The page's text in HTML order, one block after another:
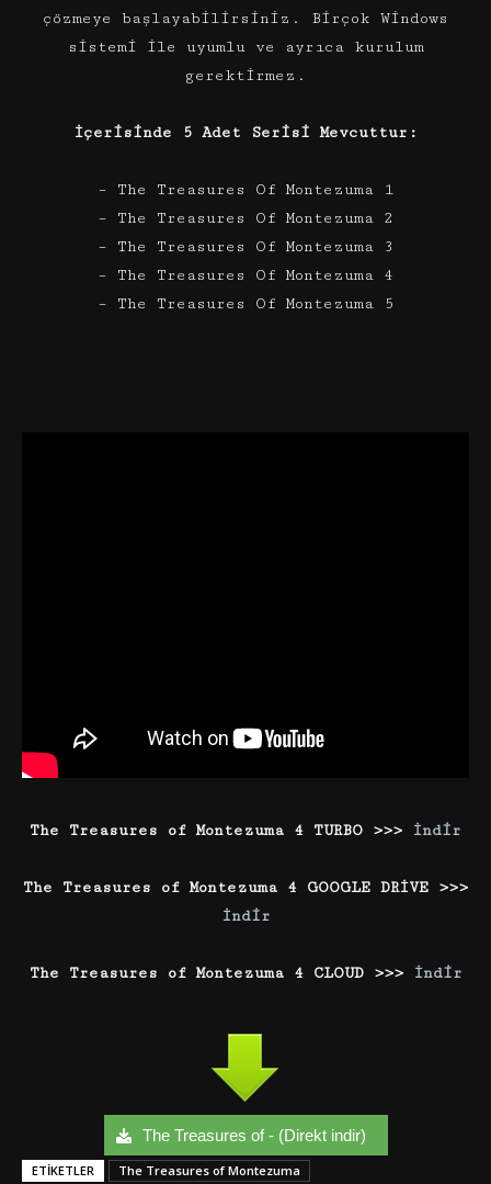
çözmeye başlayabilirsiniz. Birçok Windows
sistemi ile uyumlu ve ayrıca kurulum
gerektirmez.
İçerisinde 5 Adet Serisi Mevcuttur:
– The Treasures Of Montezuma 1
– The Treasures Of Montezuma 2
– The Treasures Of Montezuma 3
– The Treasures Of Montezuma 4
– The Treasures Of Montezuma 5
The Treasures of Montezuma 4 TURBO >>> İndir
The Treasures of Montezuma 4 GOOGLE DRİVE >>>
İndir
The Treasures of Montezuma 4 CLOUD >>>İndir
The Treasures of - (Direkt indir)
ETIKETLER
The Treasures of Montezuma